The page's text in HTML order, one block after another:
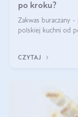
po kroku?
Zakwas buraczany
polskiej kuchni od
CZYTAJ